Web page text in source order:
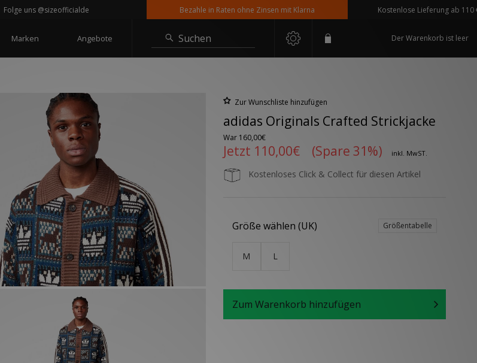
uns @sizeofficialde Bezahle in Raten ohne Zinsen mit Klarna Kostenlose Lieferung ab 110 €
Marken Angebote Suchen Der Warenkorb ist leer
Zur Wunschliste hinzufügen
adidas Originals Crafted Strickjacke
War 160,00€
Jetzt 110,00€ (Spare 31%) inkl. MwST.
Kostenloses Click & Collect für diesen Artikel
Größe wählen (UK) Größentabelle
M L
Zum Warenkorb hinzufügen